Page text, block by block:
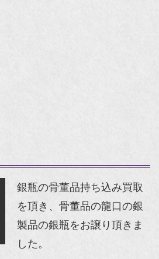
銀瓶の骨董品持ち込み買取
を頂き、骨董品の龍口の銀
製品の銀瓶をお譲り頂きま
した。